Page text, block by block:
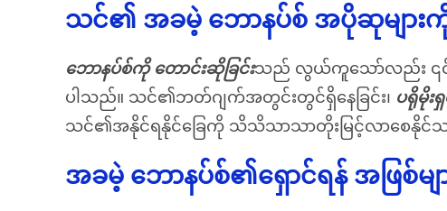
သင်၏ အခမဲ့ ဘောနပ်စ် အပိုဆုများကို
ဘောနပ်စ်ကို တောင်းဆိုခြင်းသည် လွယ်ကူသော်လည်း ၎င်း
ပါသည်။ သင်၏ဘတ်ဂျက်အတွင်းတွင်ရှိနေခြင်း၊ ပရိုမိုးရှ
သင်၏အနိုင်ရနိုင်ခြေကို သိသိသာသာတိုးမြင့်လာစေနိုင်
အခမဲ့ ဘောနပ်စ်၏ရှောင်ရန် အဖြစ်မျာ